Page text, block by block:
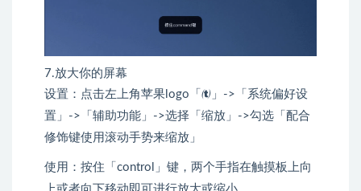
7.放大你的屏幕
设置：点击左上角苹果logo「」->「系统偏好设
置」->「辅助功能」->选择「缩放」->勾选「配合
修饰键使用滚动手势来缩放」
使用：按住「control」键，两个手指在触摸板上向